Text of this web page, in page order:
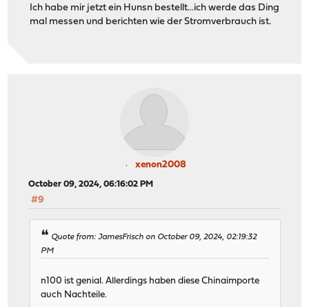
Ich habe mir jetzt ein Hunsn bestellt...ich werde das Ding
mal messen und berichten wie der Stromverbrauch ist.
xenon2008
October 09, 2024, 06:16:02 PM
#9
Quote from: JamesFrisch on October 09, 2024, 02:19:32
PM
n100 ist genial. Allerdings haben diese Chinaimporte
auch Nachteile.